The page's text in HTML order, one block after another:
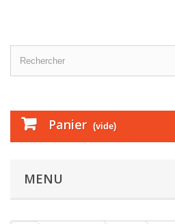
Panier (vide)
MENU